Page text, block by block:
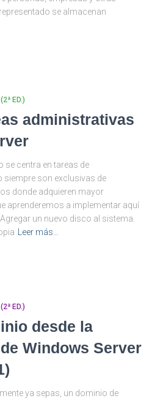
se almacenan
ED.)
administrativas
se centra en tareas de
siempre son exclusivas de
donde adquieren mayor
aprenderemos a implementar aquí
un nuevo disco al sistema.
Leer más…
ED.)
desde la
Windows Server
ya sepas, un dominio de